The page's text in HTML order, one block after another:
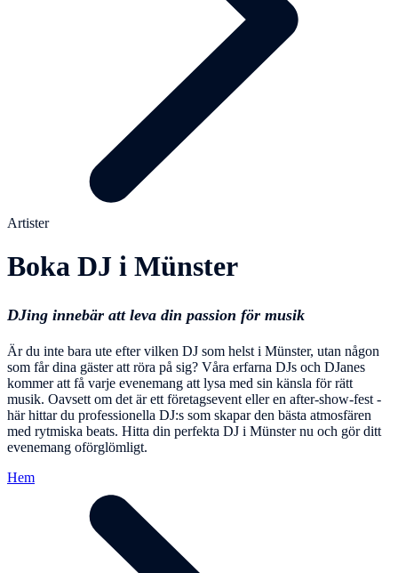
Artister
Boka DJ i Münster
DJing innebär att leva din passion för musik
Är du inte bara ute efter vilken DJ som helst i Münster, utan någon
som får dina gäster att röra på sig? Våra erfarna DJs och DJanes
kommer att få varje evenemang att lysa med sin känsla för rätt
musik. Oavsett om det är ett företagsevent eller en after-show-fest -
här hittar du professionella DJ:s som skapar den bästa atmosfären
med rytmiska beats. Hitta din perfekta DJ i Münster nu och gör ditt
evenemang oförglömligt.
Hem